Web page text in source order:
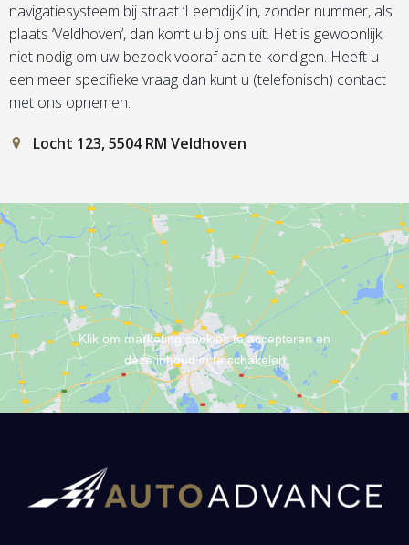
navigatiesysteem bij straat ‘Leemdijk’ in, zonder nummer, als
plaats ‘Veldhoven’, dan komt u bij ons uit. Het is gewoonlijk
niet nodig om uw bezoek vooraf aan te kondigen. Heeft u
een meer specifieke vraag dan kunt u (telefonisch) contact
met ons opnemen.
Locht 123, 5504 RM Veldhoven
Klik om marketing cookies te accepteren en
deze inhoud in te schakelen